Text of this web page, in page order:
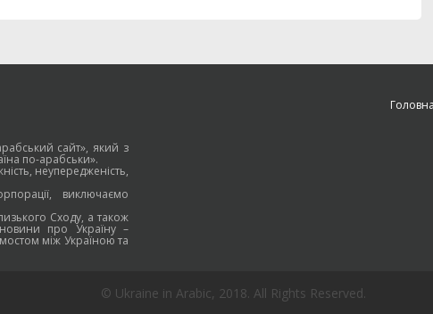
сайт», який з
по-арабськи».
неупередженість,
виключаємо
Сходу, а також
про Україну –
між Україною та
Головна
© Ukraine in Arabic, 2018. All Rights Reserved.